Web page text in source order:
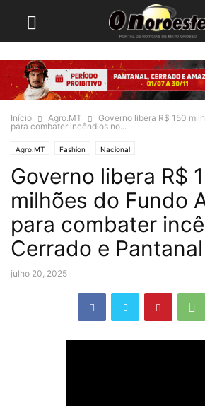
Início Agro.MT
Governo libera R$ 150
para combater incêndios no...
Agro.MT Fashion Nacional
Governo libera R$
milhões do Fundo
para combater
Cerrado e Pantanal
julho 20, 2025